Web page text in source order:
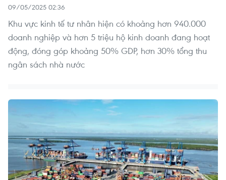
09/05/2025 02:36
Khu vực kinh tế tư nhân hiện có khoảng hơn 940.000
doanh nghiệp và hơn 5 triệu hộ kinh doanh đang hoạt
động, đóng góp khoảng 50% GDP, hơn 30% tổng thu
ngân sách nhà nước